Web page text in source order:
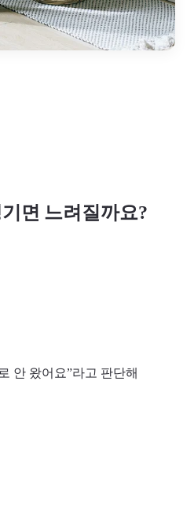
면 느려질까요?
안 왔어요”라고 판단해